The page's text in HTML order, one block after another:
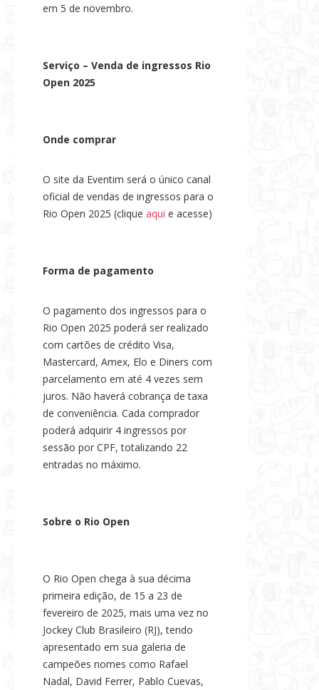
em 5 de novembro.
Serviço – Venda de ingressos Rio
Open 2025
Onde comprar
O site da Eventim será o único canal
oficial de vendas de ingressos para o
Rio Open 2025 (clique aqui e acesse)
Forma de pagamento
O pagamento dos ingressos para o
Rio Open 2025 poderá ser realizado
com cartões de crédito Visa,
Mastercard, Amex, Elo e Diners com
parcelamento em até 4 vezes sem
juros. Não haverá cobrança de taxa
de conveniência. Cada comprador
poderá adquirir 4 ingressos por
sessão por CPF, totalizando 22
entradas no máximo.
Sobre o Rio Open
O Rio Open chega à sua décima
primeira edição, de 15 a 23 de
fevereiro de 2025, mais uma vez no
Jockey Club Brasileiro (RJ), tendo
apresentado em sua galeria de
campeões nomes como Rafael
Nadal, David Ferrer, Pablo Cuevas,